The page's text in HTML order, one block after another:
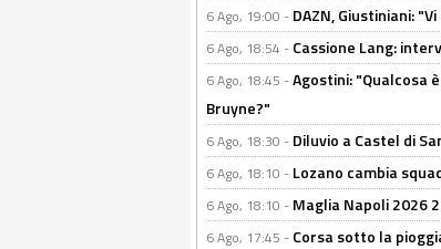
6 Ago, 19:00 - DAZN, Giustiniani:
6 Ago, 18:54 - Cassione Lang:
6 Ago, 18:45 -Agostini: "Qualcosa
Bruyne?"
6 Ago, 18:30 - Diluvio a Castel di
6 Ago, 18:10 - Lozano cambia
6 Ago, 18:10 - Maglia Napoli 2026
6 Ago, 17:45 - Corsa sotto la